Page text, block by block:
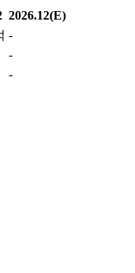
2026.12(E)
-
-
-